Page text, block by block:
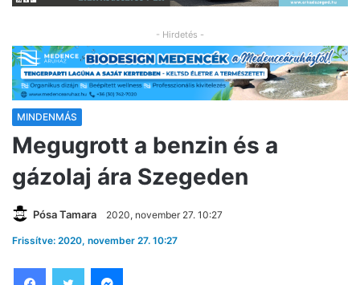
- Hirdetés -
MINDENMÁS
Megugrott a benzin és a
gázolaj ára Szegeden
Pósa Tamara 2020, november 27. 10:27
Frissítve: 2020, november 27. 10:27